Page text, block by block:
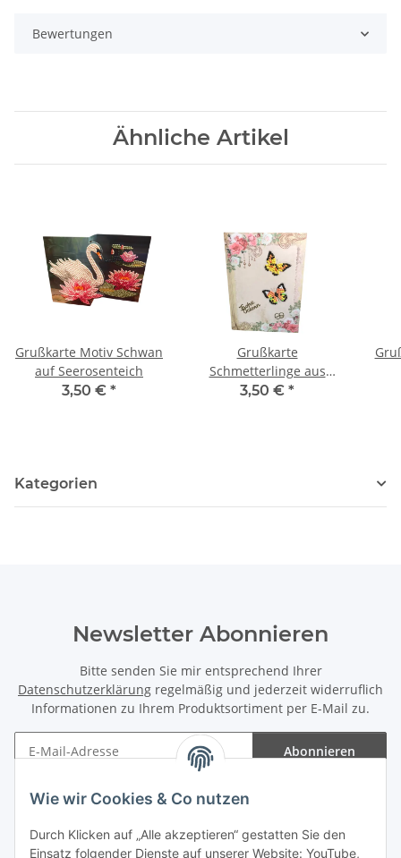
Wie wir Cookies & Co nutzen
Durch Klicken auf „Alle akzeptieren“ gestatten Sie den
Einsatz folgender Dienste auf unserer Website: YouTube,
Bewertungen
Ähnliche Artikel
Grußkarte Motiv Schwan
auf Seerosenteich
3,50 € *
Grußkarte
Schmetterlinge aus
Diamond Painting,
3,50 € *
Kategorien
Newsletter Abonnieren
Bitte senden Sie mir entsprechend Ihrer
Datenschutzerklärung regelmäßig und jederzeit widerruflich
Informationen zu Ihrem Produktsortiment per E-Mail zu.
Abonnieren